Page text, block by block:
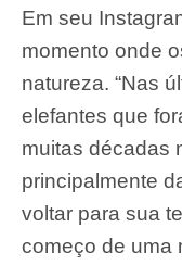
Em seu
momento onde
natureza. “Nas
elefantes que
muitas décadas
principalmente
voltar para sua
começo de uma